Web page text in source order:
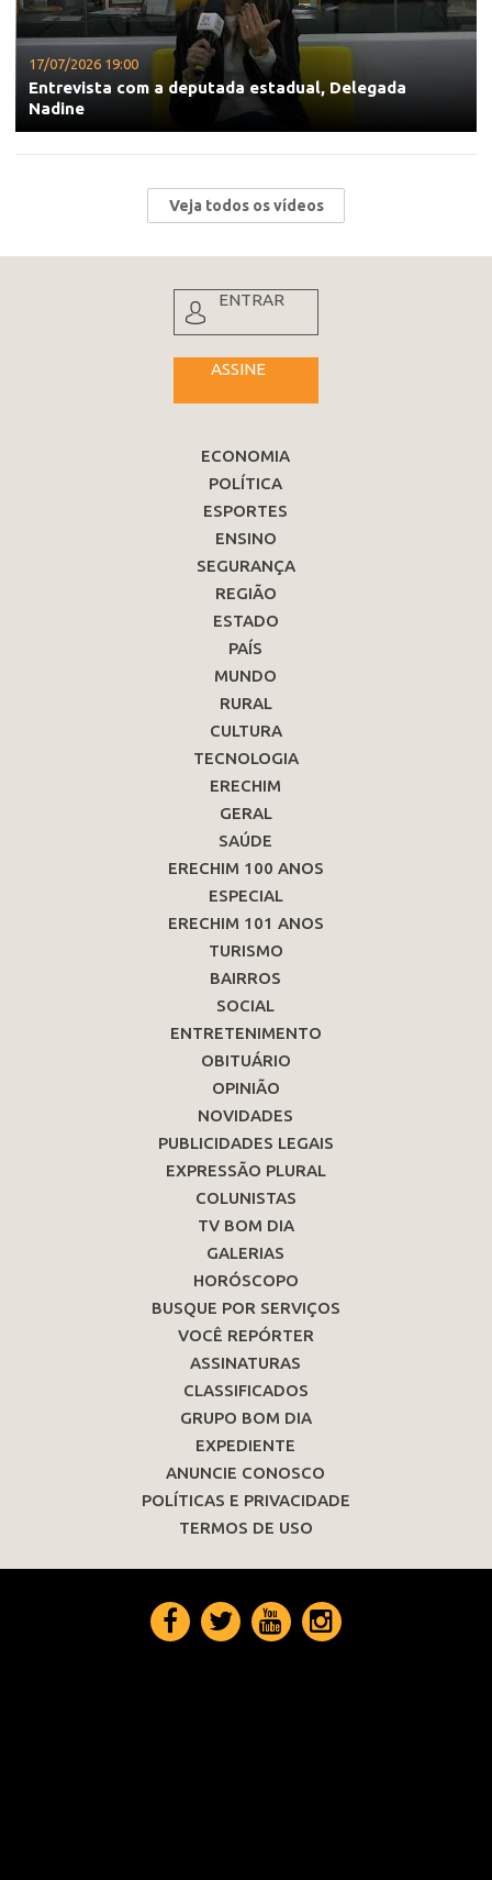
17/07/2026 19:00
Entrevista com a deputada estadual, Delegada
Nadine
Veja todos os vídeos
ENTRAR
ASSINE
ECONOMIA
POLÍTICA
ESPORTES
ENSINO
SEGURANÇA
REGIÃO
ESTADO
PAÍS
MUNDO
RURAL
CULTURA
TECNOLOGIA
ERECHIM
GERAL
SAÚDE
ERECHIM 100 ANOS
ESPECIAL
ERECHIM 101 ANOS
TURISMO
BAIRROS
SOCIAL
ENTRETENIMENTO
OBITUÁRIO
OPINIÃO
NOVIDADES
PUBLICIDADES LEGAIS
EXPRESSÃO PLURAL
COLUNISTAS
TV BOM DIA
GALERIAS
HORÓSCOPO
BUSQUE POR SERVIÇOS
VOCÊ REPÓRTER
ASSINATURAS
CLASSIFICADOS
GRUPO BOM DIA
EXPEDIENTE
ANUNCIE CONOSCO
POLÍTICAS E PRIVACIDADE
TERMOS DE USO